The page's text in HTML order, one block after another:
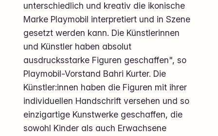
unterschiedlich und kreativ die ikonische
Marke Playmobil interpretiert und in Szene
gesetzt werden kann. Die Künstlerinnen
und Künstler haben absolut
ausdrucksstarke Figuren geschaffen", so
Playmobil-Vorstand Bahri Kurter. Die
Künstler:innen haben die Figuren mit ihrer
individuellen Handschrift versehen und so
einzigartige Kunstwerke geschaffen, die
sowohl Kinder als auch Erwachsene